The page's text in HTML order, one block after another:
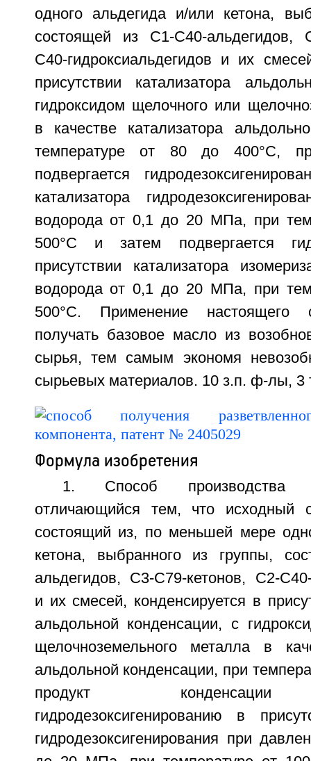
одного альдегида и/или кетона,
состоящей из С1-С40-альдегидов,
С40-гидроксиальдегидов и их
присутствии катализатора
гидроксидом щелочного или
в качестве катализатора
температуре от 80 до 400°С,
подвергается
катализатора
водорода от 0,1 до 20 МПа, при
500°С и затем подвергается
присутствии катализатора
водорода от 0,1 до 20 МПа, при
500°С. Применение настоящего
получать базовое масло из
сырья, тем самым экономя
сырьевых материалов. 10 з.п. ф-лы, 3
Формула изобретения
1. Способ производства
отличающийся тем, что исходный
состоящий из, по меньшей мере
кетона, выбранного из группы,
альдегидов, С3-С79-кетонов, С2-С40-
и их смесей, конденсируется в
альдольной конденсации, с
щелочноземельного металла в
альдольной конденсации, при
продукт конденсации
гидродезоксигенированию в
гидродезоксигенирования при